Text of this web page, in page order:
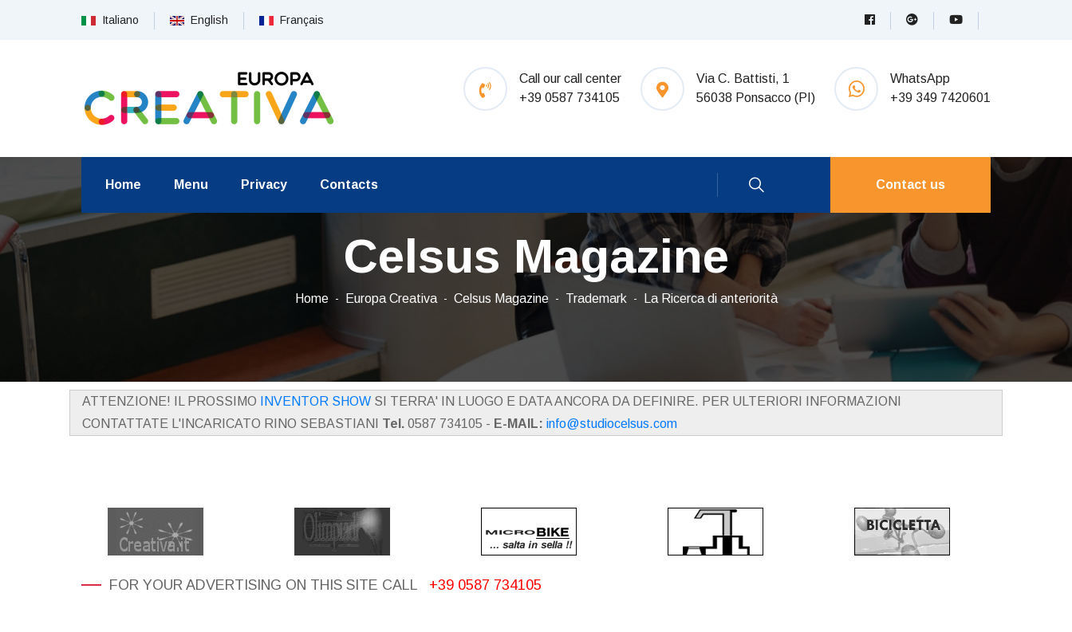
Italiano English Français
Call our call center
+39 0587 734105
Via C. Battisti, 1
56038 Ponsacco (PI)
WhatsApp
+39 349 7420601
Home Menu Privacy Contacts Contact us
Celsus Magazine
Home Europa Creativa Celsus Magazine Trademark La Ricerca di anteriorità
ATTENZIONE! IL PROSSIMO INVENTOR SHOW SI TERRA' IN LUOGO E DATA ANCORA DA DEFINIRE. PER ULTERIORI INFORMAZIONI
CONTATTATE L'INCARICATO RINO SEBASTIANI Tel. 0587 734105 - E-MAIL: info@studiocelsus.com
FOR YOUR ADVERTISING ON THIS SITE CALL +39 0587 734105